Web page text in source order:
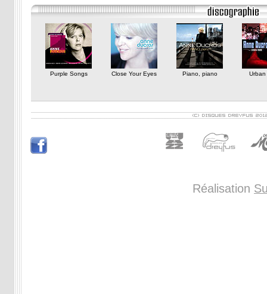
Purple Songs Close Your Eyes Piano, piano Urban
Réalisation